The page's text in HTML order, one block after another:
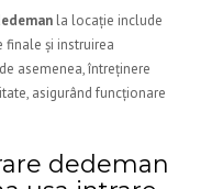
la locație include
finale și instruirea
asemenea, întreținere
asigurând funcționare
dedeman